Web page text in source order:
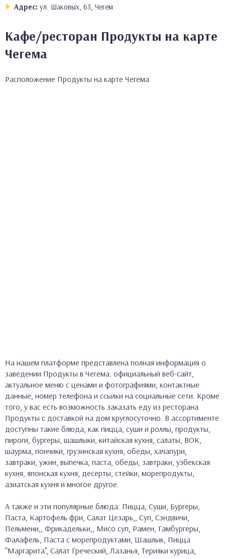
Адрес: ул. Шаковых, 63, Чегем
Кафе/ресторан Продукты на карте
Чегема
Расположение Продукты на карте Чегема
На нашем платформе представлена полная информация о
заведении Продукты в Чегема: официальный веб-сайт,
актуальное меню с ценами и фотографиями, контактные
данные, номер телефона и ссылки на социальные сети. Кроме
того, у вас есть возможность заказать еду из ресторана
Продукты с доставкой на дом круглосуточно. В ассортименте
доступны такие блюда, как пицца, суши и роллы, продукты,
пироги, бургеры, шашлыки, китайская кухня, салаты, ВОК,
шаурма, пончики, грузинская кухня, обеды, хачапури,
завтраки, ужин, выпечка, паста, обеды, завтраки, узбекская
кухня, японская кухня, десерты, стейки, морепродукты,
азиатская кухня и многое другое.
А также и эти популярные блюда: Пицца, Суши, Бургеры,
Паста, Картофель фри, Салат Цезарь,, Суп, Сэндвичи,
Пельмени,, Фрикадельки,, Мисо суп, Рамен, Гамбургеры,
Фалафель, Паста с морепродуктами, Шашлык, Пицца
"Маргарита", Салат Греческий, Лазанья, Терияки курица,